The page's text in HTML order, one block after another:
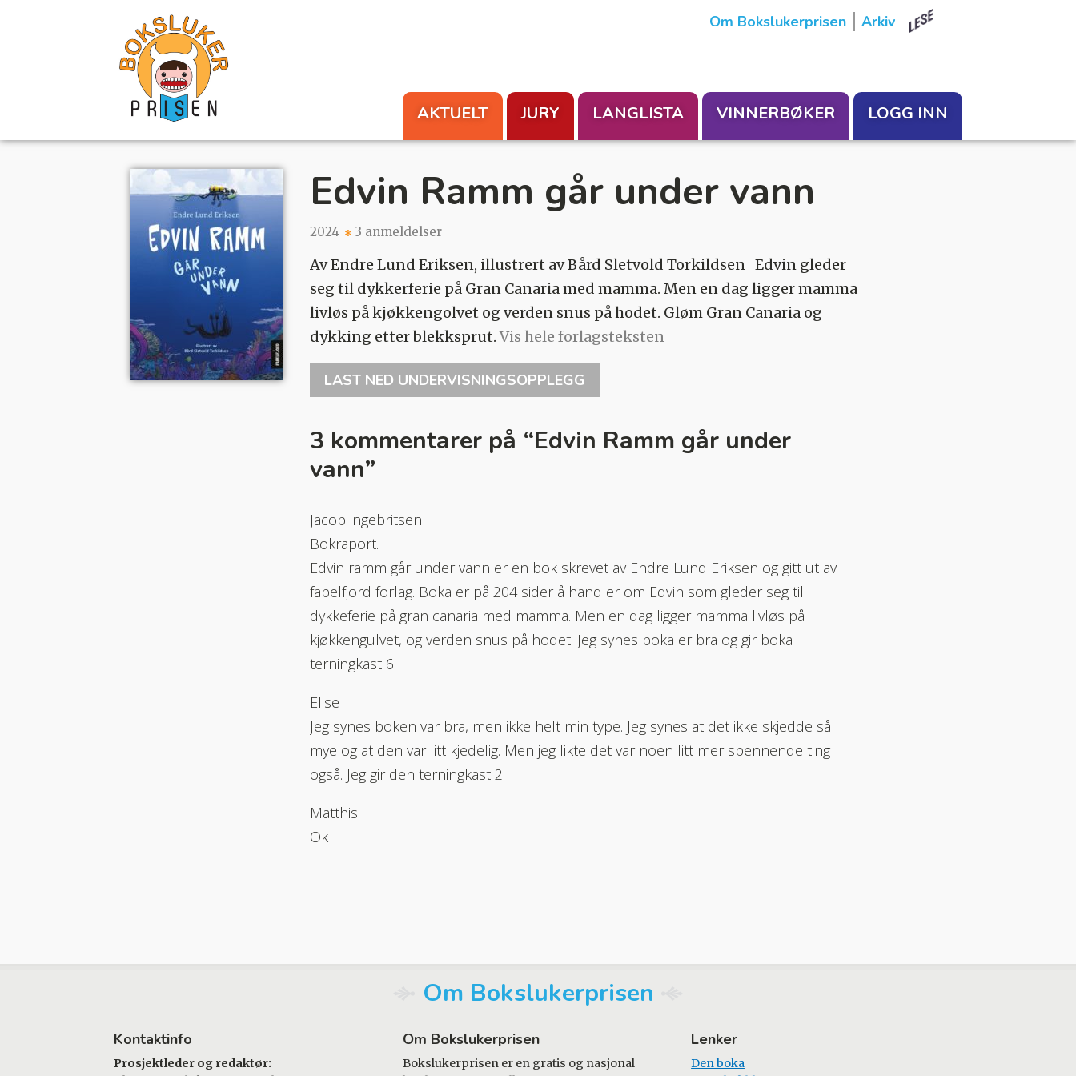
Om Bokslukerprisen Arkiv
AKTUELT JURY LANGLISTA VINNERBØKER LOGG INN
Edvin Ramm går under vann
2024 3 anmeldelser
Av Endre Lund Eriksen, illustrert av Bård Sletvold Torkildsen Edvin gleder
seg til dykkerferie på Gran Canaria med mamma. Men en dag ligger mamma
livløs på kjøkkengolvet og verden snus på hodet. Gløm Gran Canaria og
dykking etter blekksprut.Vis hele forlagsteksten
LAST NED UNDERVISNINGSOPPLEGG
3 kommentarer på “Edvin Ramm går under
vann”
Jacob ingebritsen
Bokraport.
Edvin ramm går under vann er en bok skrevet av Endre Lund Eriksen og gitt ut av
fabelfjord forlag. Boka er på 204 sider å handler om Edvin som gleder seg til
dykkeferie på gran canaria med mamma. Men en dag ligger mamma livløs på
kjøkkengulvet, og verden snus på hodet. Jeg synes boka er bra og gir boka
terningkast 6.
Elise
Jeg synes boken var bra, men ikke helt min type. Jeg synes at det ikke skjedde så
mye og at den var litt kjedelig. Men jeg likte det var noen litt mer spennende ting
også. Jeg gir den terningkast 2.
Matthis
Ok
Om Bokslukerprisen
Kontaktinfo
Prosjektleder og redaktør:
Om Bokslukerprisen
Bokslukerprisen er en gratis og nasjonal
Lenker
Den boka